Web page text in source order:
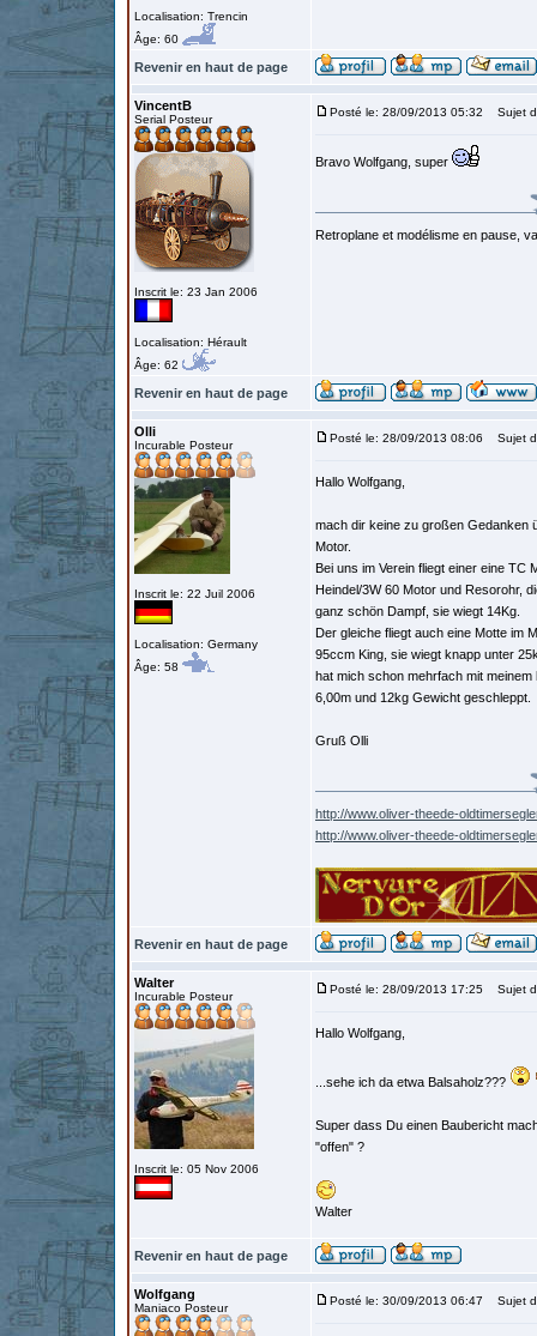
Localisation: Trencin
Âge: 60
Revenir en haut de page
VincentB
Serial Posteur
Inscrit le: 23 Jan 2006
Localisation: Hérault
Âge: 62
Posté le: 28/09/2013 05:32 Sujet
Bravo Wolfgang, super
Retroplane et modélisme en pause,
Revenir en haut de page
Olli
Incurable Posteur
Inscrit le: 22 Juil 2006
Localisation: Germany
Âge: 58
Posté le: 28/09/2013 08:06 Sujet
Hallo Wolfgang,
mach dir keine zu großen Gedanken
Motor.
Bei uns im Verein fliegt einer eine TC
Heindel/3W 60 Motor und Resorohr,
ganz schön Dampf, sie wiegt 14Kg.
Der gleiche fliegt auch eine Motte im
95ccm King, sie wiegt knapp unter
hat mich schon mehrfach mit meinem
6,00m und 12kg Gewicht geschleppt.
Gruß Olli
http://www.oliver-theede-
http://www.oliver-theede-
Revenir en haut de page
Walter
Incurable Posteur
Inscrit le: 05 Nov 2006
Posté le: 28/09/2013 17:25 Sujet
Hallo Wolfgang,
...sehe ich da etwa Balsaholz???
Super dass Du einen Baubericht
"offen" ?
Walter
Revenir en haut de page
Wolfgang
Maniaco Posteur
Posté le: 30/09/2013 06:47 Sujet